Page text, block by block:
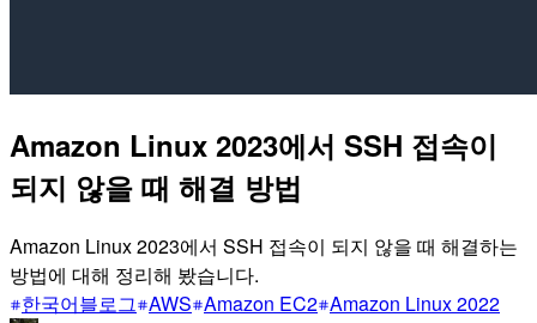
Amazon Linux 2023에서 SSH 접속이
되지 않을 때 해결 방법
Amazon Linux 2023에서 SSH 접속이 되지 않을 때 해결하는
방법에 대해 정리해 봤습니다.
한국어블로그 AWS Amazon EC2 Amazon Linux 2022